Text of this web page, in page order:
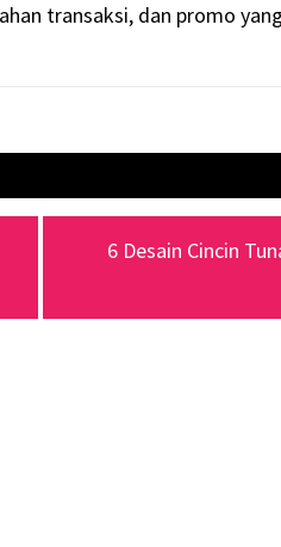
transaksi, dan promo
Next
6 Desain Cincin